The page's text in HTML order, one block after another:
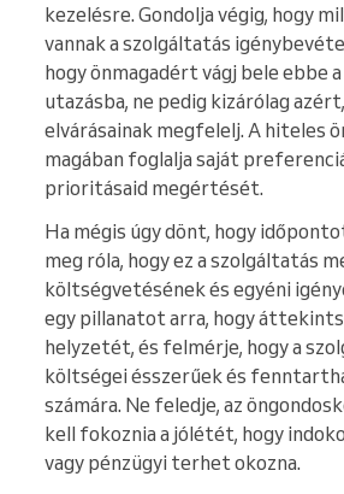
kezelésre. Gondolja végig, hogy
vannak a szolgáltatás
hogy önmagadért vágj bele ebbe
utazásba, ne pedig kizárólag
elvárásainak megfelelj. A hiteles
magában foglalja saját
prioritásaid megértését.
Ha mégis úgy dönt, hogy
meg róla, hogy ez a szolgáltatás
költségvetésének és egyéni
egy pillanatot arra, hogy
helyzetét, és felmérje, hogy a
költségei ésszerűek és
számára. Ne feledje, az
kell fokoznia a jólétét, hogy
vagy pénzügyi terhet okozna.